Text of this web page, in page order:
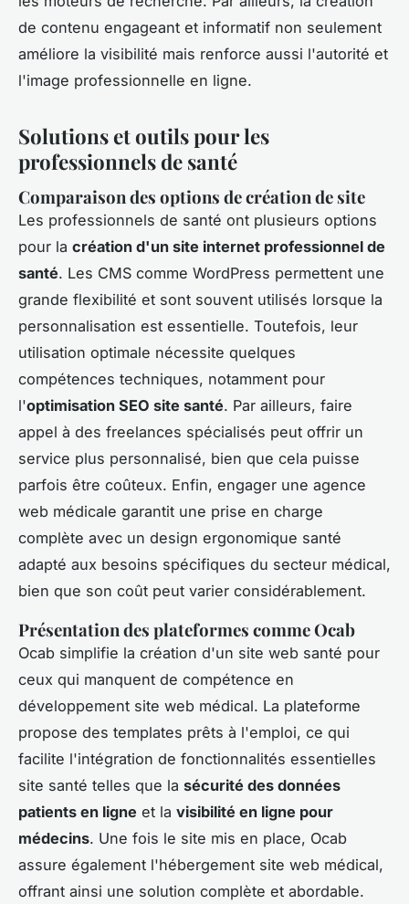
de contenu engageant et informatif non seulement
améliore la visibilité mais renforce aussi l'autorité et
l'image professionnelle en ligne.
Solutions et outils pour les
professionnels de santé
Comparaison des options de création de site
Les professionnels de santé ont plusieurs options
pour la création d'un site internet professionnel de
santé. Les CMS comme WordPress permettent une
grande flexibilité et sont souvent utilisés lorsque la
personnalisation est essentielle. Toutefois, leur
utilisation optimale nécessite quelques
compétences techniques, notamment pour
l'optimisation SEO site santé. Par ailleurs, faire
appel à des freelances spécialisés peut offrir un
service plus personnalisé, bien que cela puisse
parfois être coûteux. Enfin, engager une agence
web médicale garantit une prise en charge
complète avec un design ergonomique santé
adapté aux besoins spécifiques du secteur médical,
bien que son coût peut varier considérablement.
Présentation des plateformes comme Ocab
Ocab simplifie la création d'un site web santé pour
ceux qui manquent de compétence en
développement site web médical. La plateforme
propose des templates prêts à l'emploi, ce qui
facilite l'intégration de fonctionnalités essentielles
site santé telles que la sécurité des données
patients en ligne et la visibilité en ligne pour
médecins. Une fois le site mis en place, Ocab
assure également l'hébergement site web médical,
offrant ainsi une solution complète et abordable.